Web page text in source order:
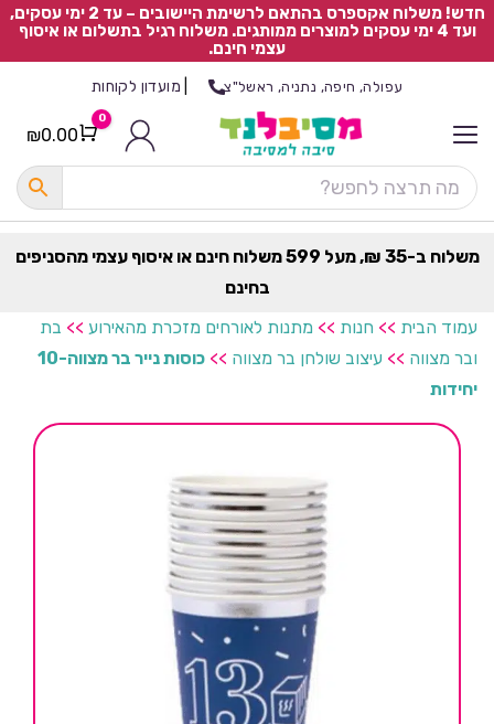
חדש! משלוח אקספרס בהתאם לרשימת היישובים – עד 2 ימי עסקים,
ועד 4 ימי עסקים למוצרים ממותגים. משלוח רגיל בתשלום או איסוף
עצמי חינם.
עפולה, חיפה, נתניה, ראשל"צ מועדון לקוחות
Cart
0
₪0.00
משלוח ב-35 ₪, מעל 599 משלוח חינם או איסוף עצמי מהסניפים
בחינם
עמוד הבית >> חנות >> מתנות לאורחים מזכרת מהאירוע >> בת
ובר מצווה >> עיצוב שולחן בר מצווה >>
כוסות נייר בר מצווה-10
יחידות